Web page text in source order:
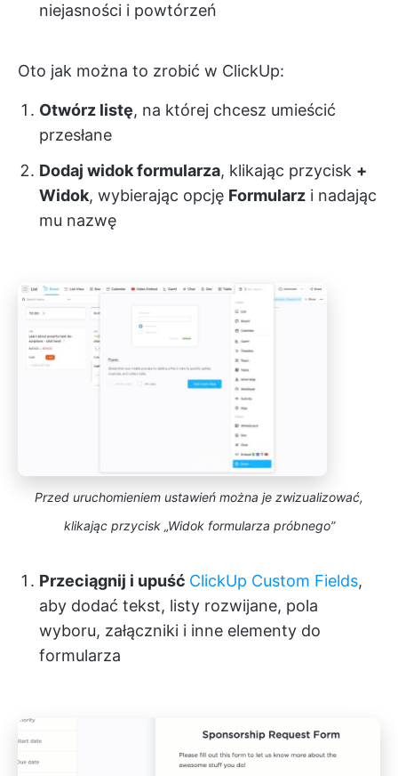
niejasności i powtórzeń
Oto jak można to zrobić w ClickUp:
Otwórz listę, na której chcesz umieścić
przesłane
Dodaj widok formularza, klikając przycisk +
Widok, wybierając opcję Formularz i nadając
mu nazwę
Przed uruchomieniem ustawień można je zwizualizować,
klikając przycisk „Widok formularza próbnego”
Przeciągnij i upuść ClickUp Custom Fields,
aby dodać tekst, listy rozwijane, pola
wyboru, załączniki i inne elementy do
formularza